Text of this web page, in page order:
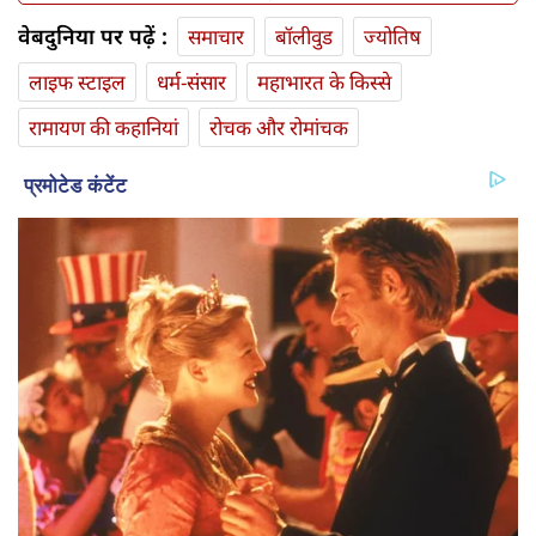
वेबदुनिया पर पढ़ें : समाचार बॉलीवुड
ज्योतिष
लाइफ स्‍टाइल
धर्म-संसार
महाभारत के किस्से
रामायण की कहानियां
रोचक और रोमांचक